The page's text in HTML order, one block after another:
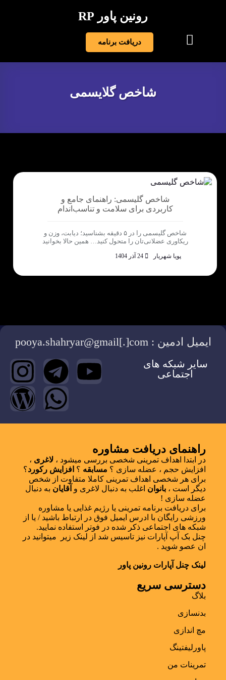
رونین پاور RP
دریافت برنامه
شاخص گلایسمی
شاخص گلیسمی: راهنمای جامع و
کاربردی برای سلامت و تناسب‌اندام
شاخص گلیسمی را در ۵ دقیقه بشناسید؛ دیابت، وزن و
ریکاوری عضلانی‌تان را متحول کنید… همین حالا بخوانید
پویا شهریار
ایمیل ادمین : pooya.shahryar@gmail[.]com
سایر شبکه های
اجتماعی
راهنمای دریافت مشاوره
در ابتدا اهداف تمرینی شخصی بررسی میشود ، لاغری ،
افزایش حجم ، عضله سازی ؟ مسابقه ؟ افزایش رکورد؟
برای هر شخصی اهداف تمرینی کاملا متفاوت از شخص
دیگر است ، بانوان اغلب به دنبال لاغری و آقایان به دنبال
عضله سازی !
برای دریافت برنامه تمرینی یا رژیم غذایی یا مشاوره
ورزشی رایگان با ادرس ایمیل فوق در ارتباط باشید / یا از
شبکه های اجتماعی ذکر شده در فوتر استفاده نمایید.
چنل بک آپ آپارات نیز تاسیس شد از لینک زیر میتوانید در
ان عصو شوید .
لینک چنل آپارات رونین پاور
دسترسی سریع
بلاگ
بدنسازی
مچ اندازی
پاورلیفتینگ
تمرینات من